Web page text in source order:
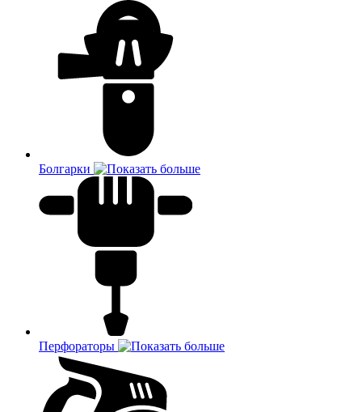
Болгарки
Перфораторы